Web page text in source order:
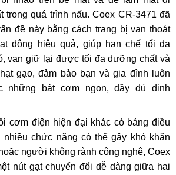
trong quá trình nấu. Coex CR-3471 đã
đề này bằng cách trang bị van thoát
động hiệu quả, giúp hạn chế tối đa
van giữ lại được tối đa dưỡng chất và
gạo, đảm bảo bạn và gia đình luôn
những bát cơm ngon, đầy đủ dinh
cơm điện hiện đại khác có bảng điều
chức năng có thể gây khó khăn
người không rành công nghệ, Coex
nút gạt chuyển đổi dễ dàng giữa hai